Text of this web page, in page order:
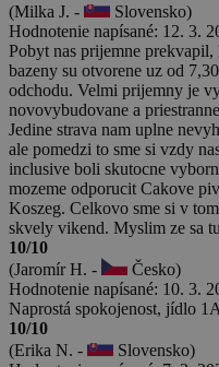
(Milka J. -
Slovensko)
Hodnotenie napísané: 12. 3.
Pobyt nas prijemne prekvapil,
bazeny su otvorene uz od
odchodu. Velmi prijemny je
novovybudovane a
Jedine strava nam uplne
ale pomedzi to sme si vzdy
inclusive boli skutocne
mozeme odporucit Cakove
Koszeg. Celkovo sme si v
skvely vikend. Myslim ze sa
10/10
(Jaromír H. -
Česko)
Hodnotenie napísané: 10. 3.
Naprostá spokojenost, jídlo
10/10
(Erika N. -
Slovensko)